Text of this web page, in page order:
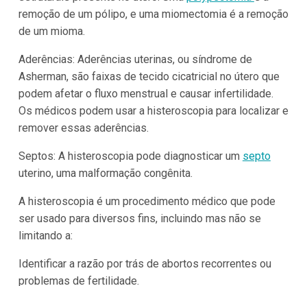
remoção de um pólipo, e uma miomectomia é a remoção
de um mioma.
Aderências: Aderências uterinas, ou síndrome de
Asherman, são faixas de tecido cicatricial no útero que
podem afetar o fluxo menstrual e causar infertilidade.
Os médicos podem usar a histeroscopia para localizar e
remover essas aderências.
Septos: A histeroscopia pode diagnosticar um septo
uterino, uma malformação congênita.
A histeroscopia é um procedimento médico que pode
ser usado para diversos fins, incluindo mas não se
limitando a:
Identificar a razão por trás de abortos recorrentes ou
problemas de fertilidade.